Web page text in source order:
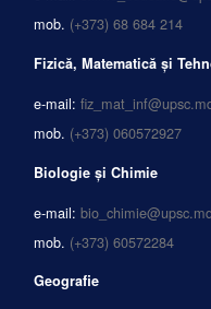
mob. (+373) 68 684 214
Fizică, Matematică și
e-mail:
mob. (+373) 060572927
Biologie și Chimie
e-mail:
mob. (+373) 60572284
Geografie